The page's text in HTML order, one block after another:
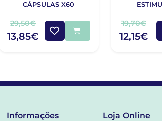
CÁPSULAS X60
29,50€
13,85€
19,70€
12,15€
Informações Loja Online